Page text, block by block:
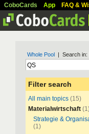
CoboCards App FAQ &
Whole Pool | Search in:
Filter search
All main topics (15)
Materialwirtschaft
Strategie &
(1)